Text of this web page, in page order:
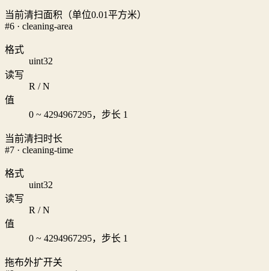
当前清扫面积（单位0.01平方米）
#6 · cleaning-area
格式
uint32
读写
R / N
值
0 ~ 4294967295，步长 1
当前清扫时长
#7 · cleaning-time
格式
uint32
读写
R / N
值
0 ~ 4294967295，步长 1
拖布外扩开关